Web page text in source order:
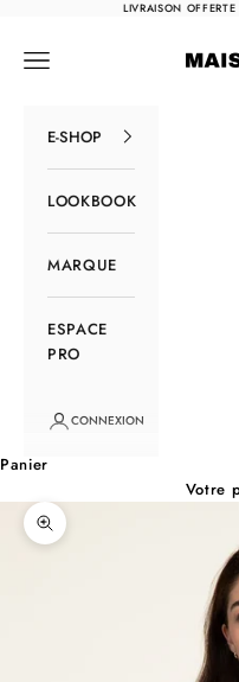
Passer au contenuLIVRAISON
Menu
E-SHOP
LOOKBOOK
MARQUE
ESPACE
PRO
CONNEXION
Panier
Votre
Zoomer sur l'image